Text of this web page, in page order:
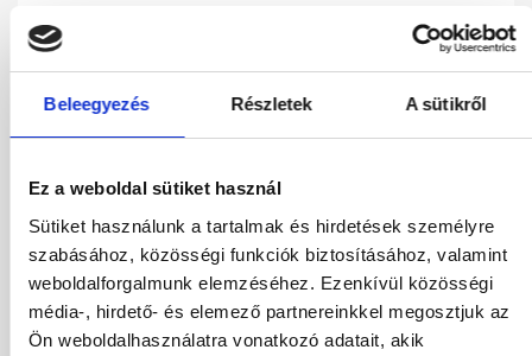
Beleegyezés Részletek A sütikről
Ez a weboldal sütiket használ
Sütiket használunk a tartalmak és hirdetések személyre
szabásához, közösségi funkciók biztosításához, valamint
weboldalforgalmunk elemzéséhez. Ezenkívül közösségi
média-, hirdető- és elemező partnereinkkel megosztjuk az
Ön weboldalhasználatra vonatkozó adatait, akik
08.09.2026
Premium All Inclusive
2Felnőttek,0 Gyermekek
13.09.2026 - 20.09.2026(7 Éjszaka)
BudapestJáratinformációk
Kétágyas Superior Classic Szoba
Premium All Inclusive